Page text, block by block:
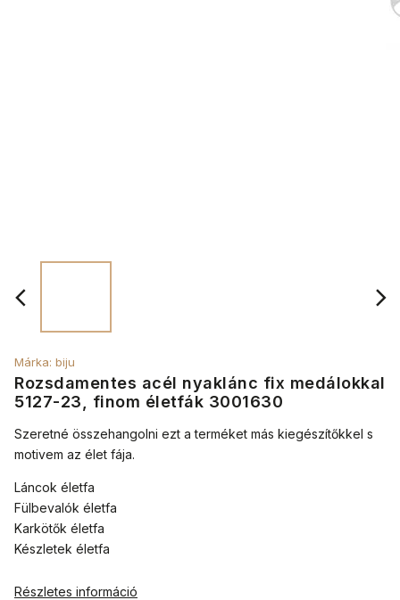
Rozsdamentes acél nyaklánc fix medálokkal
5127-23, finom életfák 3001630
Márka: biju
Szeretné összehangolni ezt a terméket más kiegészítőkkel s
motivem az élet fája.
Láncok életfa
Fülbevalók életfa
Karkötők életfa
Készletek életfa
Részletes információ